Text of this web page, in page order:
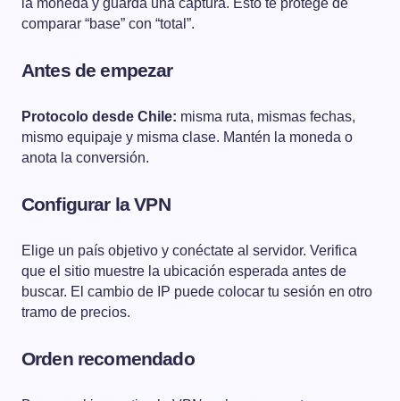
la moneda y guarda una captura. Esto te protege de
comparar “base” con “total”.
Antes de empezar
Protocolo desde Chile: misma ruta, mismas fechas,
mismo equipaje y misma clase. Mantén la moneda o
anota la conversión.
Configurar la VPN
Elige un país objetivo y conéctate al servidor. Verifica
que el sitio muestre la ubicación esperada antes de
buscar. El cambio de IP puede colocar tu sesión en otro
tramo de precios.
Orden recomendado